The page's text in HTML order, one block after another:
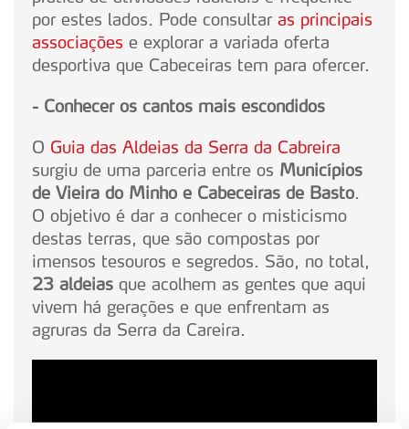
por estes lados. Pode consultar as principais
associações e explorar a variada oferta
desportiva que Cabeceiras tem para ofercer.
- Conhecer os cantos mais escondidos
O Guia das Aldeias da Serra da Cabreira
surgiu de uma parceria entre os Municípios
de Vieira do Minho e Cabeceiras de Basto.
O objetivo é dar a conhecer o misticismo
destas terras, que são compostas por
imensos tesouros e segredos. São, no total,
23 aldeias que acolhem as gentes que aqui
vivem há gerações e que enfrentam as
agruras da Serra da Careira.